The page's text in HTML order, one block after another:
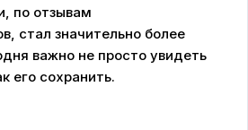
по отзывам
стал значительно более
важно не просто увидеть
его сохранить.